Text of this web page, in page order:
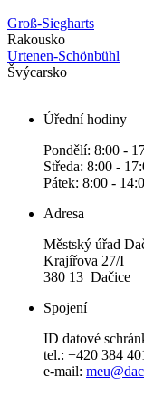
Groß-Siegharts
Rakousko
Urtenen-Schönbühl
Švýcarsko
Úřední hodiny
Pondělí: 8:00 -
Středa: 8:00 -
Pátek: 8:00 -
Adresa
Městský úřad
Krajířova 27/I
380 13 Dačice
Spojení
ID datové
tel.: +420 384
e-mail: